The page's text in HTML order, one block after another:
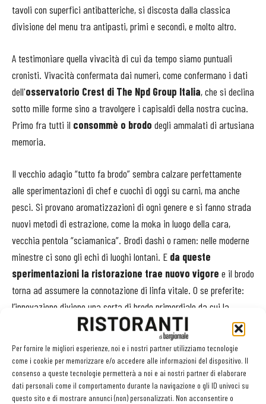
Per fornire le migliori esperienze, noi e i nostri partner utilizziamo tecnologie
come i cookie per memorizzare e/o accedere alle informazioni del dispositivo. Il
consenso a queste tecnologie permetterà a noi e ai nostri partner di elaborare
dati personali come il comportamento durante la navigazione o gli ID univoci su
questo sito e di mostrare annunci (non) personalizzati. Non acconsentire o
tavoli con superfici antibatteriche, si discosta dalla classica
divisione del menu tra antipasti, primi e secondi, e molto altro.
A testimoniare quella vivacità di cui da tempo siamo puntuali
cronisti. Vivacità confermata dai numeri, come confermano i dati
dell'osservatorio Crest di The Npd Group Italia, che si declina
sotto mille forme sino a travolgere i capisaldi della nostra cucina.
Primo fra tutti il consommè o brodo degli ammalati di artusiana
memoria.
Il vecchio adagio “tutto fa brodo” sembra calzare perfettamente
alle sperimentazioni di chef e cuochi di oggi su carni, ma anche
pesci. Si provano aromatizzazioni di ogni genere e si fanno strada
nuovi metodi di estrazione, come la moka in luogo della cara,
vecchia pentola “sciamanica”. Brodi dashi o ramen: nelle moderne
minestre ci sono gli echi di luoghi lontani. E da queste
sperimentazioni la ristorazione trae nuovo vigore e il brodo
torna ad assumere la connotazione di linfa vitale. O se preferite:
l’innovazione diviene una sorta di brodo primordiale da cui la
ristorazione può rinascere e che lascia intravedere nuovi